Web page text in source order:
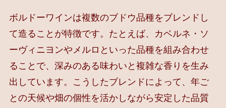
ボルドーワインは複数のブドウ品種をブレンドし
て造ることが特徴です。たとえば、カベルネ・ソ
ーヴィニヨンやメルロといった品種を組み合わせ
ることで、深みのある味わいと複雑な香りを生み
出しています。こうしたブレンドによって、年ご
との天候や畑の個性を活かしながら安定した品質